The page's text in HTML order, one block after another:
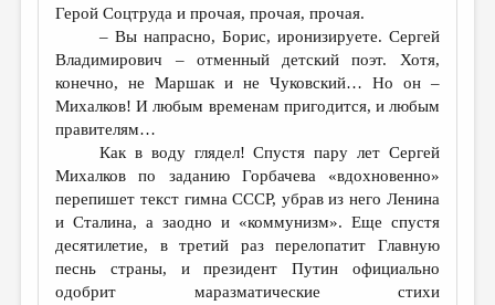
Герой Соцтруда и прочая, прочая, прочая.
– Вы напрасно, Борис, иронизируете. Сергей
Владимирович – отменный детский поэт. Хотя,
конечно, не Маршак и не Чуковский… Но он –
Михалков! И любым временам пригодится, и любым
правителям…
Как в воду глядел! Спустя пару лет Сергей
Михалков по заданию Горбачева «вдохновенно»
перепишет текст гимна СССР, убрав из него Ленина
и Сталина, а заодно и «коммунизм». Еще спустя
десятилетие, в третий раз перелопатит Главную
песнь страны, и президент Путин официально
одобрит маразматические стихи